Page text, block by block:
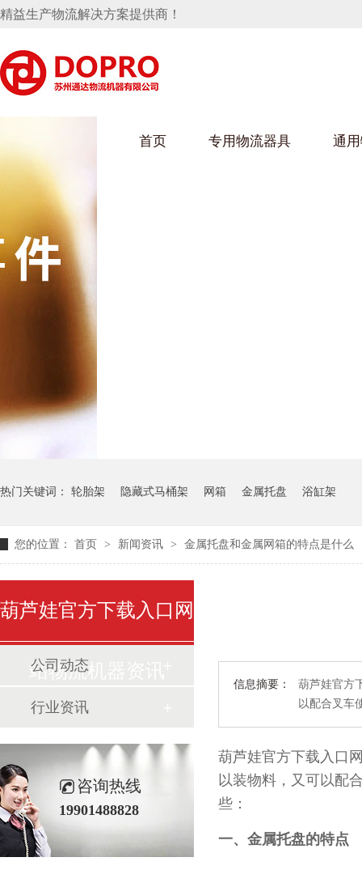
精益生产物流解决方案提供商！
首页 专用物流器具
葫芦娃下载最污架
保险杠料架
消声器料架
通
车
料架
桶水箱支架
行业
热门关键词： 轮胎架 隐藏式马桶架 网箱 金属托盘 浴缸架
您的位置： 首页 > 新闻资讯 > 金属托盘和金属网箱的特点是什么
信息摘要：
葫芦娃官方
以配合叉车
葫芦娃官方下载入口
以装物料，又可
些：
一、金属托盘的特点
葫芦娃官方下载入口网
站物流机器资讯
公司动态
行业资讯
咨询热线
19901488828